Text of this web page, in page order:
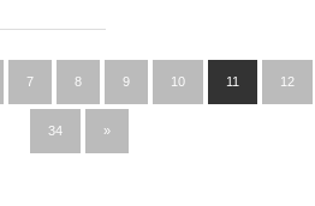
7 8 9 10 11 12
34 »